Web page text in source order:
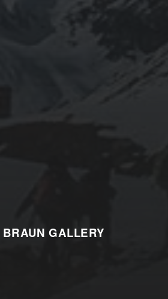
BRAUN GALLERY